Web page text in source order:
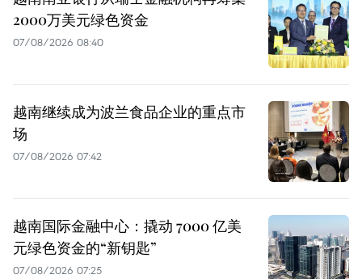
2000万美元绿色资金
07/08/2026 08:40
越南继续成为波兰食品企业的重点市
场
07/08/2026 07:42
越南国际金融中心：撬动 7000 亿美
元绿色资金的“新钥匙”
07/08/2026 07:25